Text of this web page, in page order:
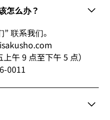
怎么办？
联系我们。
午 9 点至下午 5 点）
0011